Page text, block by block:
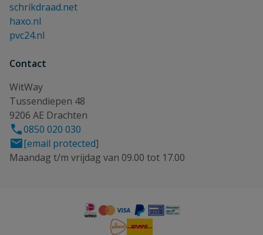
schrikdraad.net
haxo.nl
pvc24.nl
Contact
WitWay
Tussendiepen 48
9206 AE Drachten
0850 020 030
[email protected]
Maandag t/m vrijdag van 09.00 tot 17.00